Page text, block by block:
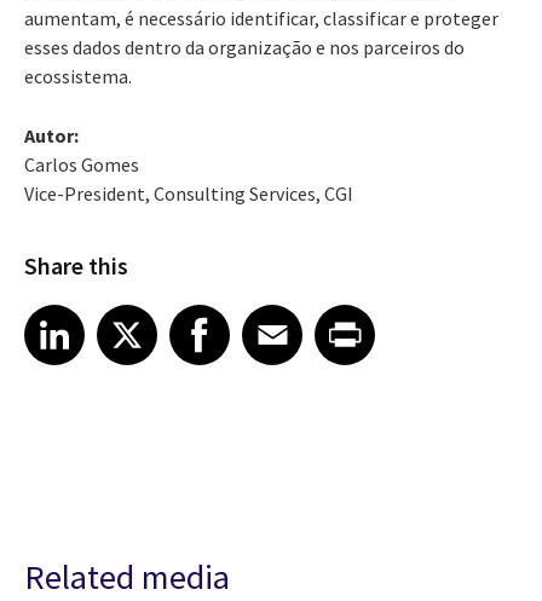
aumentam, é necessário identificar, classificar e proteger
esses dados dentro da organização e nos parceiros do
ecossistema.
Autor:
Carlos Gomes
Vice-President, Consulting Services, CGI
Share this
Share article on LinkedIn
LinkedIn
Share article on XShare article on Facebook
Facebook
Share article on Email
EmailShare article on Print
Related media